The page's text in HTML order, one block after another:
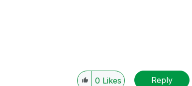
0 Likes Reply